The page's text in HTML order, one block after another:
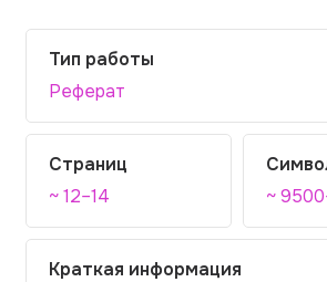
Вопросы и ответы
Отзывы
Тип работы
Реферат
Страниц
~ 12–14
~
Краткая информация